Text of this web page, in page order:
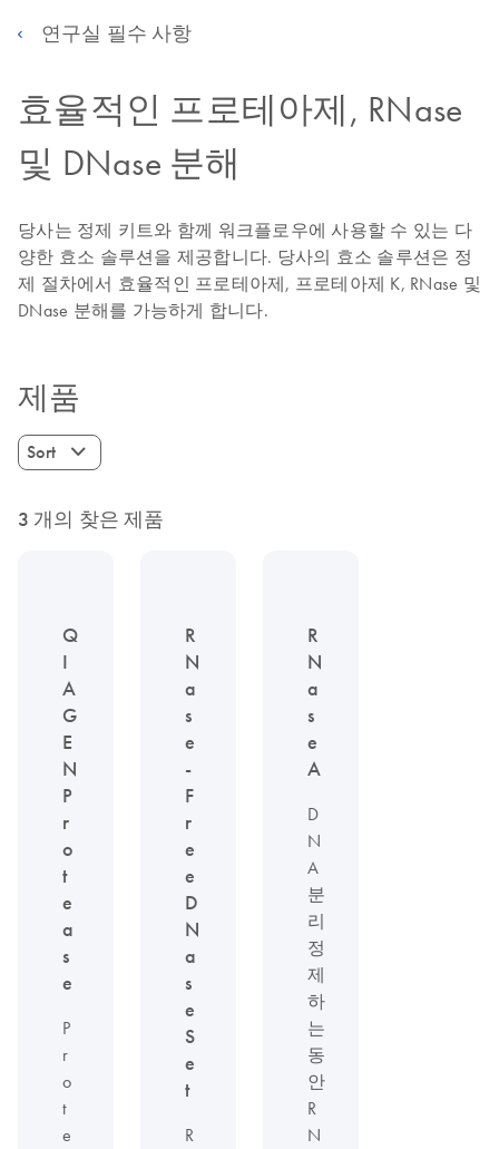
연구실 필수 사항
효율적인 프로테아제, RNase
및 DNase 분해
당사는 정제 키트와 함께 워크플로우에 사용할 수 있는 다
양한 효소 솔루션을 제공합니다. 당사의 효소 솔루션은 정
제 절차에서 효율적인 프로테아제, 프로테아제 K, RNase 및
DNase 분해를 가능하게 합니다.
제품
Sort
3 개의 찾은 제품
Q
I
A
G
E
N
P
r
o
t
e
a
s
e
P
r
o
t
e
R
N
a
s
e
-
F
r
e
e
D
N
a
s
e
S
e
t
R
R
N
a
s
e
A
D
N
A
분
리
정
제
하
는
동
안
R
N